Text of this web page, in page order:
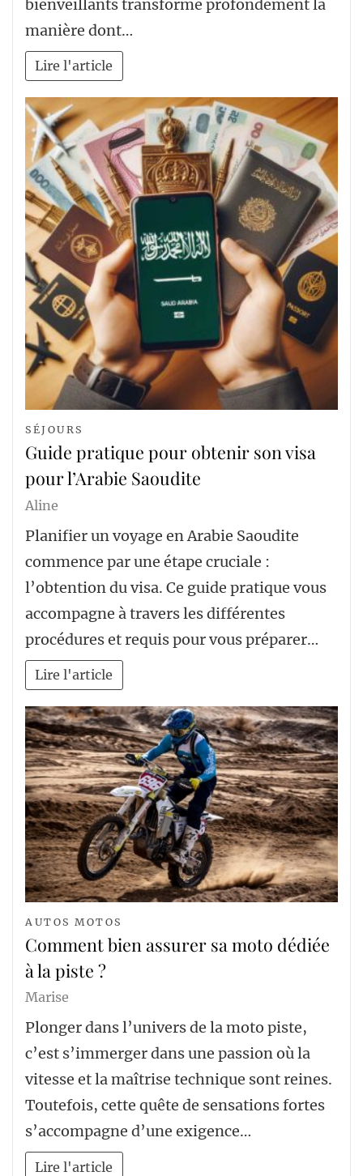
bienveillants transforme profondément la
manière dont…
Lire l'article
SÉJOURS
Guide pratique pour obtenir son visa
pour l’Arabie Saoudite
Aline
Planifier un voyage en Arabie Saoudite
commence par une étape cruciale :
l’obtention du visa. Ce guide pratique vous
accompagne à travers les différentes
procédures et requis pour vous préparer…
Lire l'article
AUTOS MOTOS
Comment bien assurer sa moto dédiée
à la piste ?
Marise
Plonger dans l’univers de la moto piste,
c’est s’immerger dans une passion où la
vitesse et la maîtrise technique sont reines.
Toutefois, cette quête de sensations fortes
s’accompagne d’une exigence…
Lire l'article